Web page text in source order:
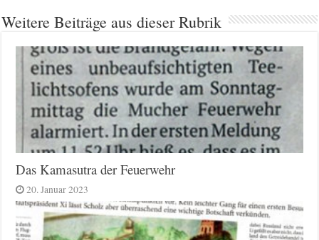
Weitere Beiträge aus dieser Rubrik
Das Kamasutra der Feuerwehr
20. Januar 2023